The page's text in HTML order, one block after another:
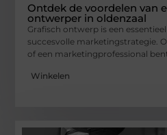
Ontdek de voordelen van
ontwerper in oldenzaal
Grafisch ontwerp is een
succesvolle marketingstrategie.
of een marketingprofessional
Winkelen